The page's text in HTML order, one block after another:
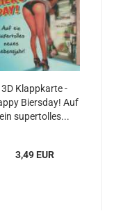
3D Klappkarte -
Biersday! Auf
ein supertolles...
3,49 EUR